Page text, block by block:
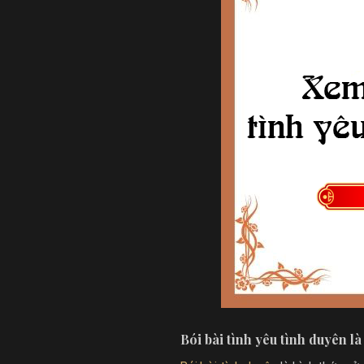
Bói bài tình yêu tình duyên